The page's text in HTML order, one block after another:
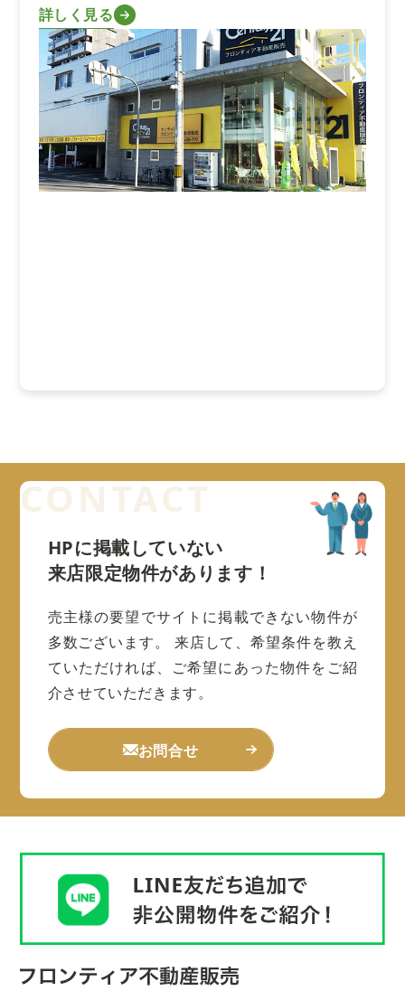
詳しく見る
HPに掲載していない
来店限定物件があります！
売主様の要望でサイトに掲載できない物件が
多数ございます。
来店して、希望条件を教え
ていただければ、ご希望にあった物件をご紹
介させていただきます。
お問合せ